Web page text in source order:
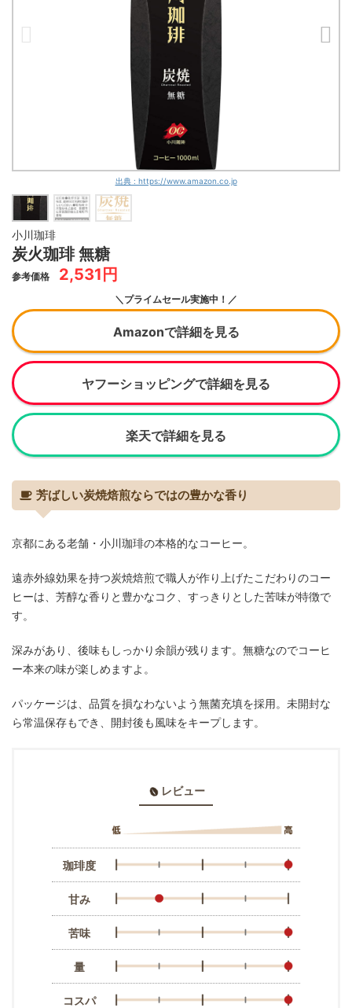
出典 : https://www.amazon.co.jp
小川珈琲
炭火珈琲 無糖
参考価格 2,531円
＼プライムセール実施中！／
Amazonで詳細を見る
ヤフーショッピングで詳細を見る
楽天で詳細を見る
芳ばしい炭焼焙煎ならではの豊かな香り
京都にある老舗・小川珈琲の本格的なコーヒー。
遠赤外線効果を持つ炭焼焙煎で職人が作り上げたこだわりのコー
ヒーは、芳醇な香りと豊かなコク、すっきりとした苦味が特徴で
す。
深みがあり、後味もしっかり余韻が残ります。無糖なのでコーヒ
ー本来の味が楽しめますよ。
パッケージは、品質を損なわないよう無菌充填を採用。未開封な
ら常温保存もでき、開封後も風味をキープします。
レビュー
珈琲度
甘み
苦味
量
コスパ